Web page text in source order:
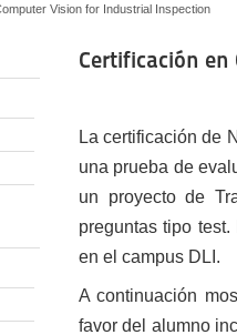
Vision for Industrial Inspection
Certificación
La certificación de
una prueba de
un proyecto de
preguntas tipo
en el campus DLI.
A continuación
favor del alumno